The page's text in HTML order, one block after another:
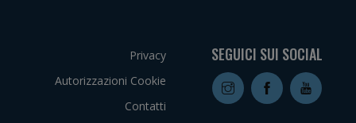
Privacy
Autorizzazioni Cookie
Contatti
SEGUICI SUI SOCIAL